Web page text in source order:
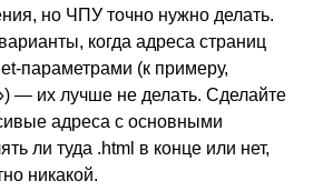
но ЧПУ точно нужно делать.
когда адреса страниц
параметрами (к примеру,
— их лучше не делать. Сделайте
адреса с основными
ли туда .html в конце или нет,
никакой.